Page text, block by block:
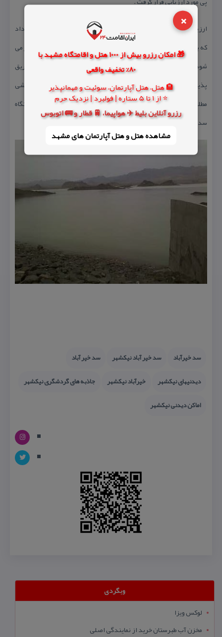
×
🎁 امکان رزرو بیش از 1000 هتل و اقامتگاه مشهد با
80% تخفیف واقعی
🏨 هتل، هتل آپارتمان، سوئیت و مهمانپذیر
⭐ از 1 تا 5 ستاره | فولبرد | نزدیک حرم
رزرو آنلاین بلیط ✈️ هواپیما، 🚆 قطار و 🚌 اتوبوس
مشاهده هتل و هتل‌ آپارتمان های مشهد
ارزیابی های انجام شده روی نفوذپذیری و سالم بودن سنگ پی نشان داد
كه به طور كلی با افزایش عمق سنگ سالم تر شده و نفوذپذیری آن كمتر می
شود . در مرحله بعد با انجام تزریق آزمایشی در سنگ پی، كیفیت تزریق
پذیری محیط مورد ارزیابی قرار گرفت.در حالت كلی نتایج تزریق آزمایشی
مطلوب ارزیابی شده و انجام عملیات تزریق و ایجاد پرده آب بند در ساختگاه
سد ضروری تشخیص داده شد.
سد خیرآباد سد خیر آباد نیكشهر
سد خیر آباد
دیدنیهای نیكشهر
خیرآباد نیكشهر
جاذبه های گردشگری نیكشهر
اماكن دیدنی نیكشهر
وبگردی
لوکس ویزا
مخزن آب طبرستان خرید از نمایندگی اصلی